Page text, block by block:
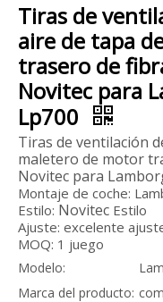
Tiras de
aire de tapa
trasero de
Novitec para
Lp700
Tiras de ventilación
maletero de motor
Novitec para
Montaje de coche:
Estilo: Novitec Estilo
Ajuste: excelente
MOQ: 1 juego
Modelo:
Marca del producto: